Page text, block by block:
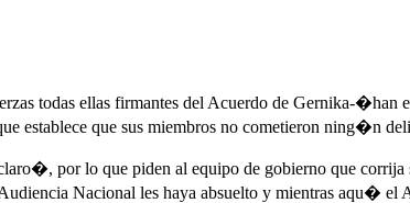
todas ellas firmantes del Acuerdo de Gernika-
establece que sus miembros no cometieron ning�n
por lo que piden al equipo de gobierno que
Nacional les haya absuelto y mientras aqu�